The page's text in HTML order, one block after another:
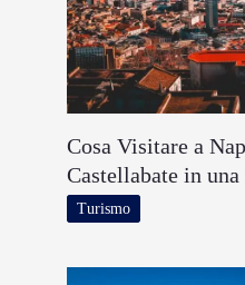
Cosa Visitare a
Castellabate in una
Turismo